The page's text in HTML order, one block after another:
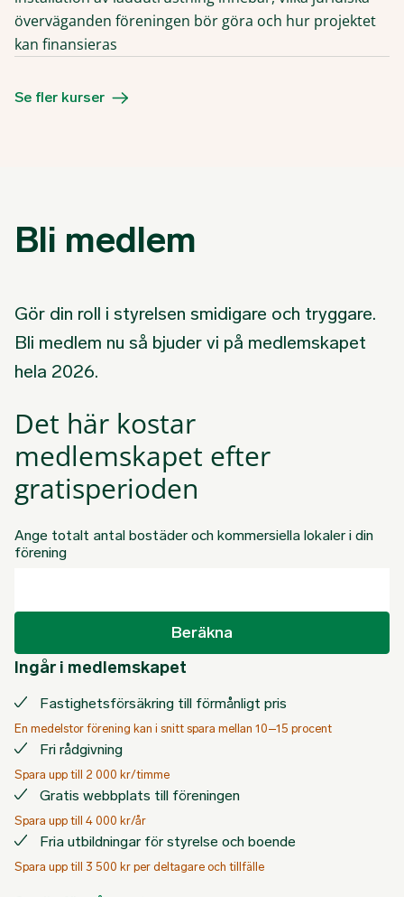
överväganden föreningen bör göra och hur projektet
kan finansieras
Se fler kurser
Bli medlem
Gör din roll i styrelsen smidigare och tryggare.
Bli medlem nu så bjuder vi på medlemskapet
hela 2026.
Det här kostar
medlemskapet efter
gratisperioden
Ange totalt antal bostäder och kommersiella lokaler i din
förening
Beräkna
Ingår i medlemskapet
Fastighetsförsäkring till förmånligt pris
En medelstor förening kan i snitt spara mellan 10–15 procent
Fri rådgivning
Spara upp till 2 000 kr/timme
Gratis webbplats till föreningen
Spara upp till 4 000 kr/år
Fria utbildningar för styrelse och boende
Spara upp till 3 500 kr per deltagare och tillfälle